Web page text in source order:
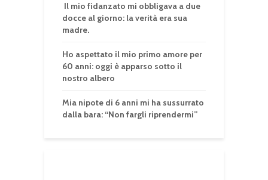
Il mio fidanzato mi obbligava a due
docce al giorno: la verità era sua
madre.
Ho aspettato il mio primo amore per
60 anni: oggi è apparso sotto il
nostro albero
Mia nipote di 6 anni mi ha sussurrato
dalla bara: “Non fargli riprendermi”